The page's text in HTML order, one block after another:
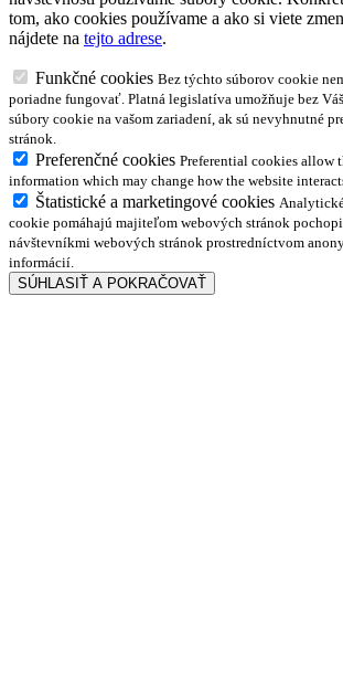
tom, ako cookies používame a ako si viete
nájdete na tejto adrese.
Funkčné cookies Bez týchto súborov cookie
poriadne fungovať. Platná legislatíva umožňuje bez
súbory cookie na vašom zariadení, ak sú nevyhnutné
stránok.
Preferenčné cookies Preferential cookies allow
information which may change how the website
Štatistické a marketingové cookies
cookie pomáhajú majiteľom webových stránok
návštevníkmi webových stránok prostredníctvom
informácií.
SÚHLASIŤ A POKRAČOVAŤ